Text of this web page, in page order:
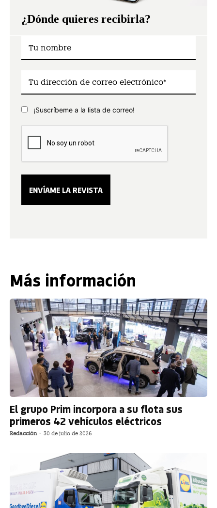
¿Dónde quieres recibirla?
¡Suscríbeme a la lista de correo!
Más información
El grupo Prim incorpora a su flota sus
primeros 42 vehículos eléctricos
Redacción - 30 de julio de 2026